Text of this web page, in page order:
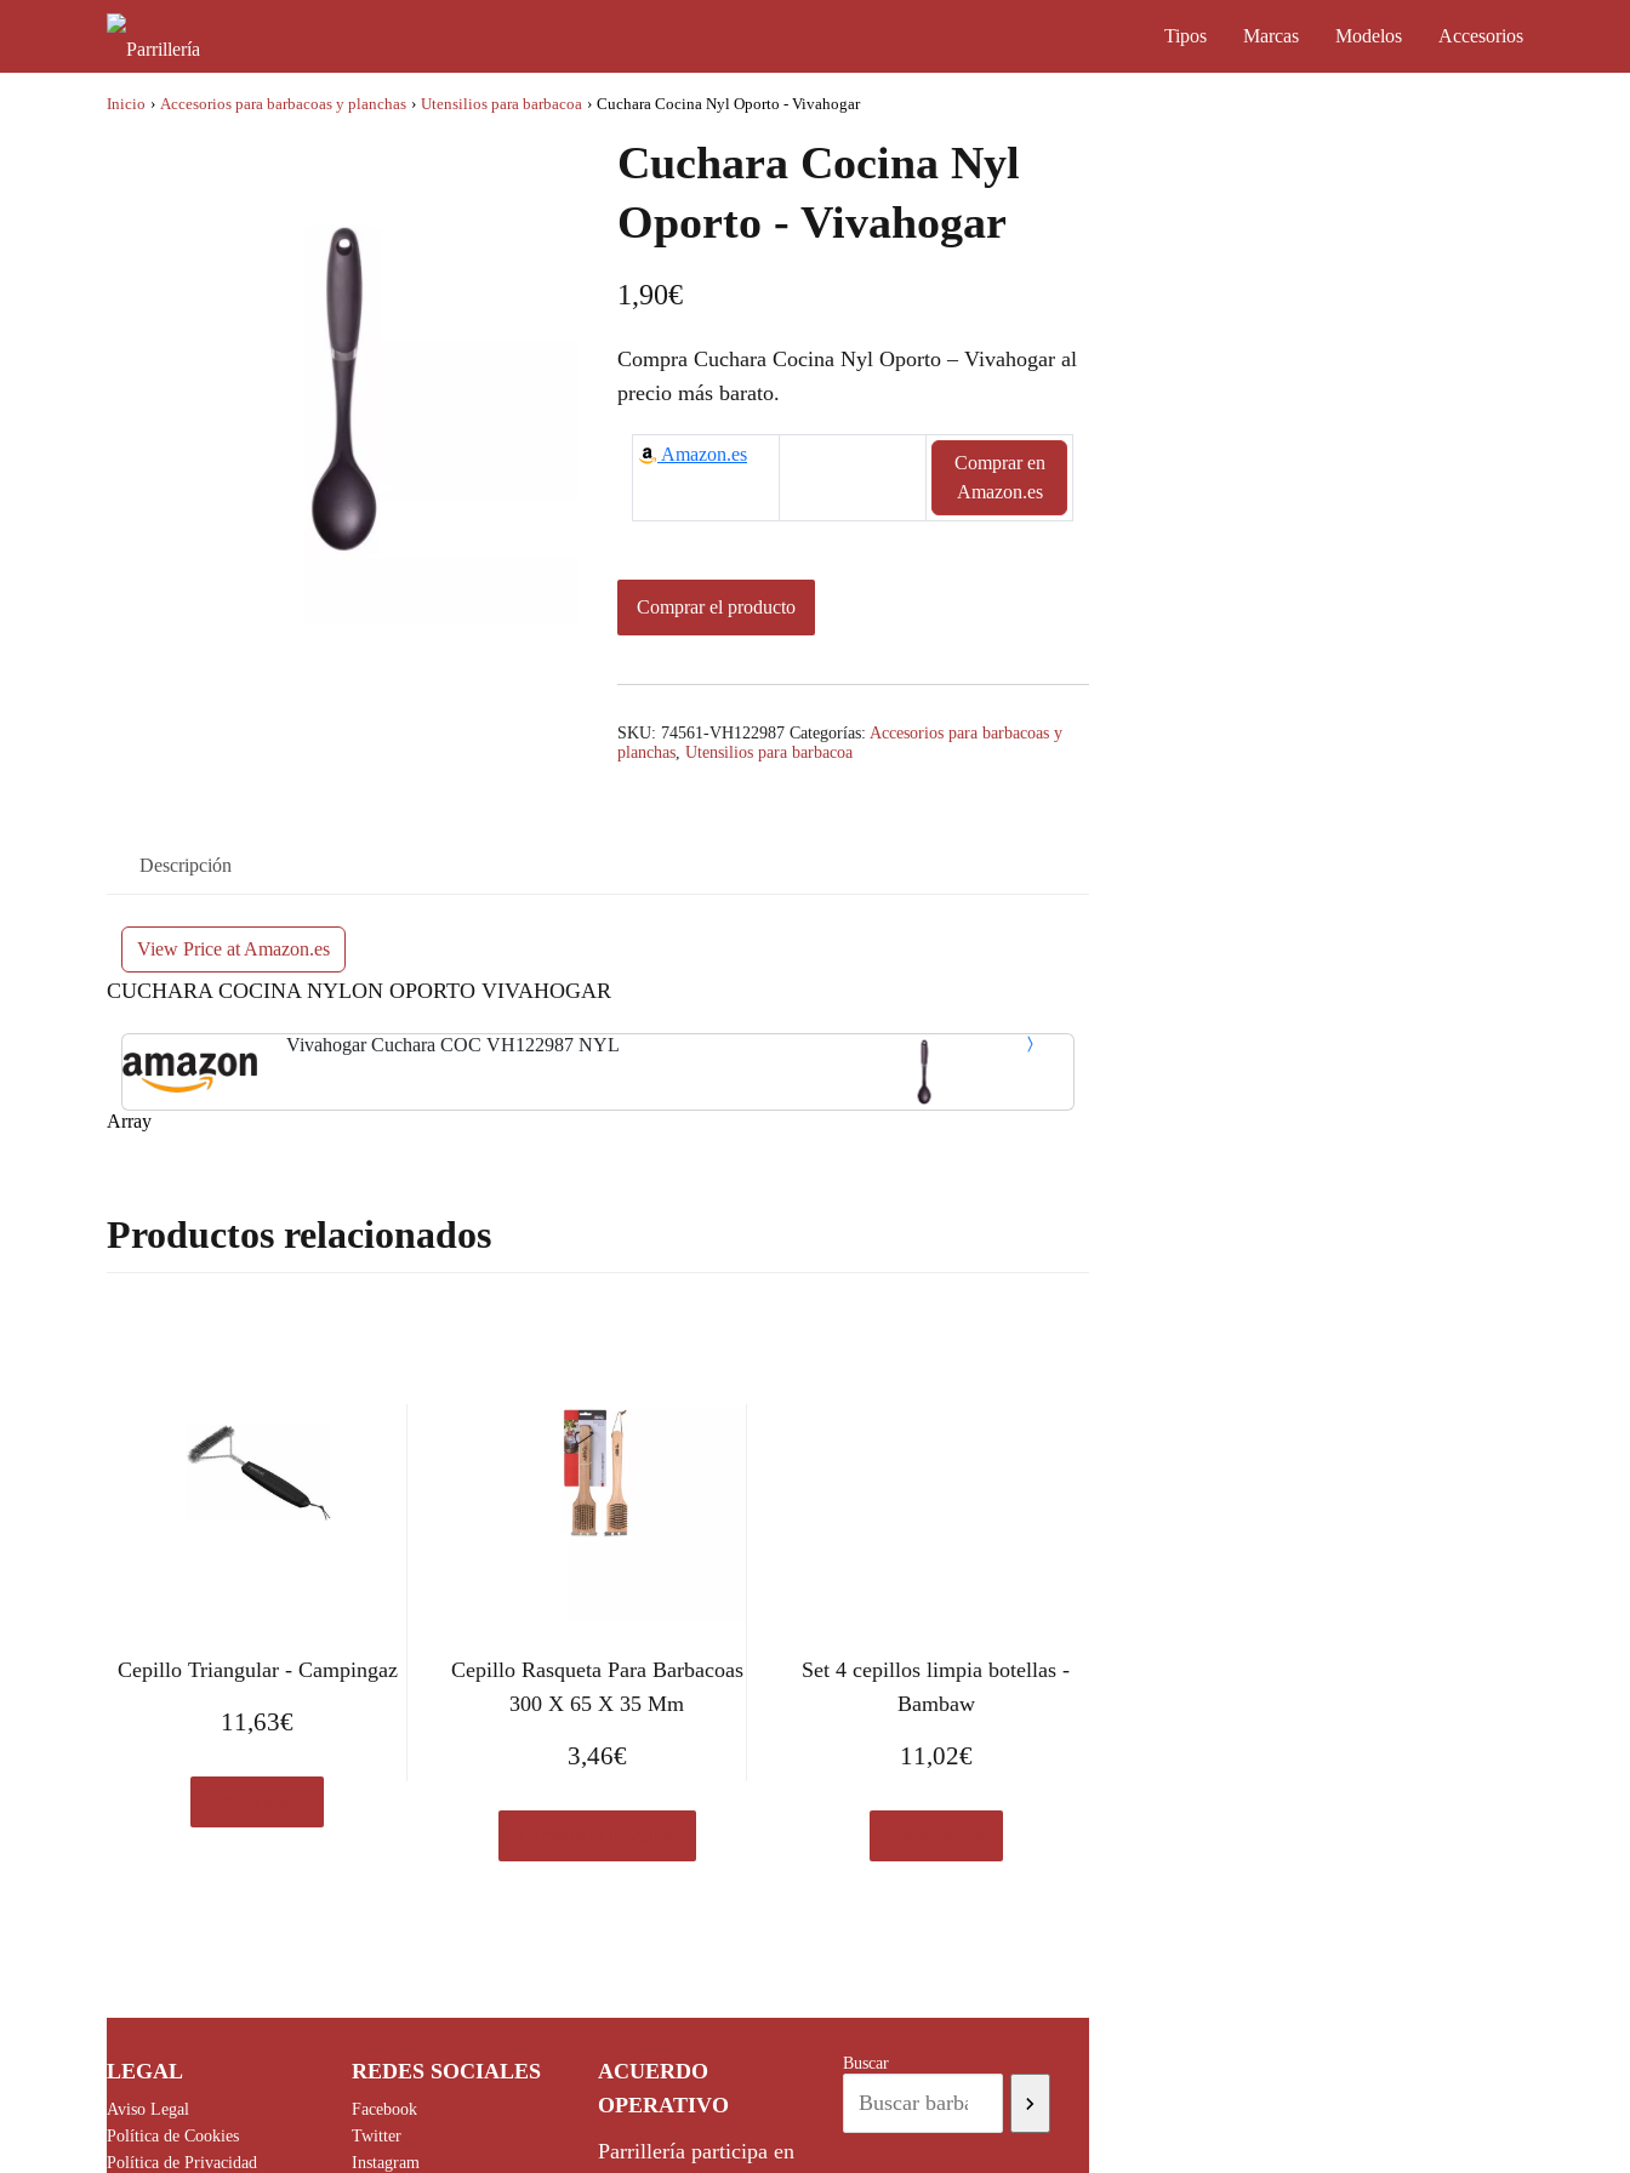
Tipos Marcas Modelos Accesorios
Inicio › Accesorios para barbacoas y planchas › Utensilios para barbacoa › Cuchara Cocina Nyl Oporto - Vivahogar
Cuchara Cocina Nyl
Oporto - Vivahogar
1,90€
Compra Cuchara Cocina Nyl Oporto – Vivahogar al
precio más barato.
Amazon.es
Comprar en
Amazon.es
Comprar el producto
SKU: 74561-VH122987 Categorías: Accesorios para barbacoas y
planchas, Utensilios para barbacoa
Descripción
View Price at Amazon.es
CUCHARA COCINA NYLON OPORTO VIVAHOGAR
Vivahogar Cuchara COC VH122987 NYL
Array
Productos relacionados
Cepillo Triangular - Campingaz
11,63€
Cepillo Rasqueta Para Barbacoas
300 X 65 X 35 Mm
3,46€
Set 4 cepillos limpia botellas -
Bambaw
11,02€
LEGAL
Aviso Legal
Política de Cookies
Política de Privacidad
REDES SOCIALES
Facebook
Twitter
Instagram
ACUERDO
OPERATIVO
Parrillería participa en
Buscar